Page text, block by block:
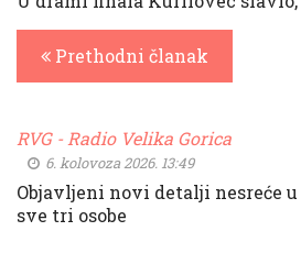
Prethodni članak
RVG - Radio Velika Gorica
6. kolovoza 2026. 13:49
Objavljeni novi detalji nesreće
sve tri osobe